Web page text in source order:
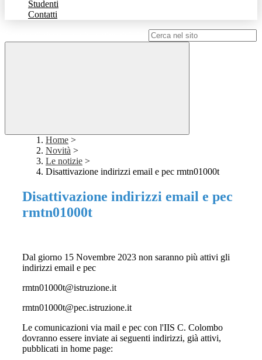
Studenti
Contatti
Home >
Novità >
Le notizie >
Disattivazione indirizzi email e pec rmtn01000t
Disattivazione indirizzi email e pec
rmtn01000t
Dal giorno 15 Novembre 2023 non saranno più attivi gli
indirizzi email e pec
rmtn01000t@istruzione.it
rmtn01000t@pec.istruzione.it
Le comunicazioni via mail e pec con l'IIS C. Colombo
dovranno essere inviate ai seguenti indirizzi, già attivi,
pubblicati in home page: